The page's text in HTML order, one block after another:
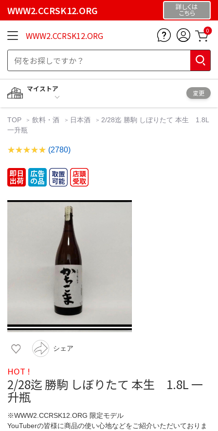
WWW2.CCRSK12.ORG 詳しくは
こちら
WWW2.CCRSK12.ORG 0
マイストア
変更
TOP 飲料・酒 日本酒
2/28迄 勝駒 しぼりたて 本生 1.8L
一升瓶
(2780)
シェア
HOT !
2/28迄 勝駒 しぼりたて 本生 1.8L 一
升瓶
※WWW2.CCRSK12.ORG 限定モデル
YouTuberの皆様に商品の使い心地などをご紹介いただいておりま